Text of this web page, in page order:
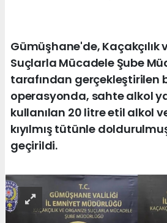
Gümüşhane'de, Kaçakçılık
Suçlarla Mücadele Şube
tarafından gerçekleştirilen
operasyonda, sahte alkol
kullanılan 20 litre etil alkol
kıyılmış tütünle
geçirildi.